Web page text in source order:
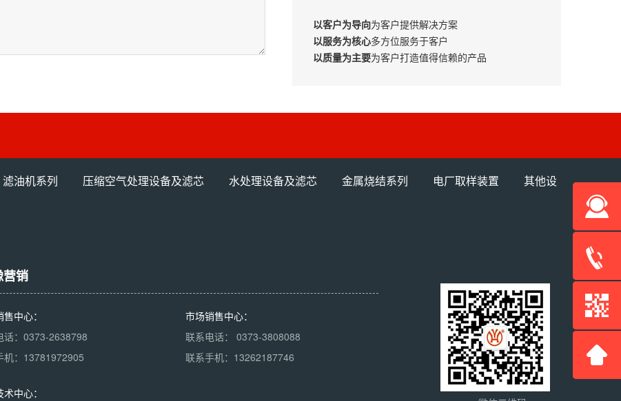
以客户为导向为客户提供解决方案
以服务为核心多方位服务于客户
以质量为主要为客户打造值得信赖的产品
滤油机系列 压缩空气处理设备及滤芯 水处理设备及滤芯 金属烧结系列 电厂取样装置 其他设
销
中心：
话：0373-2638798
机：13781972905
市场销售中心：
联系电话： 0373-3808088
联系手机：13262187746
中心：